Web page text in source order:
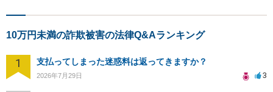
10万円未満の詐欺被害の法律Q&Aランキング
1 支払ってしまった迷惑料は返ってきますか？
2026年7月29日 3